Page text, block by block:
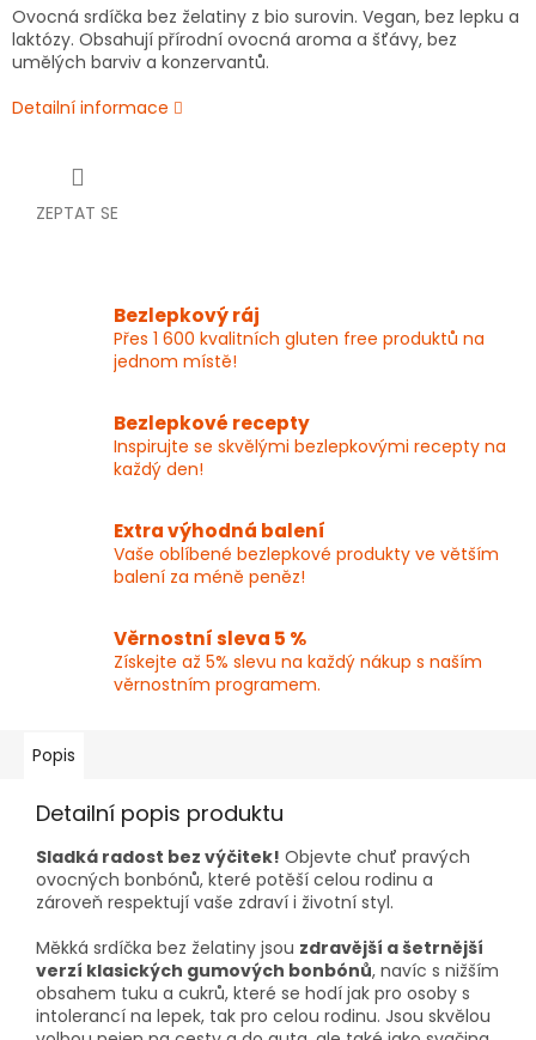
Ovocná srdíčka bez želatiny z bio surovin. Vegan, bez lepku a
laktózy. Obsahují přírodní ovocná aroma a šťávy, bez
umělých barviv a konzervantů.
Detailní informace
ZEPTAT SE
Bezlepkový ráj
Přes 1 600 kvalitních gluten free produktů na
jednom místě!
Bezlepkové recepty
Inspirujte se skvělými bezlepkovými recepty na
každý den!
Extra výhodná balení
Vaše oblíbené bezlepkové produkty ve větším
balení za méně peněz!
Věrnostní sleva 5 %
Získejte až 5% slevu na každý nákup s naším
věrnostním programem.
Popis
Detailní popis produktu
Sladká radost bez výčitek! Objevte chuť pravých
ovocných bonbónů, které potěší celou rodinu a
zároveň respektují vaše zdraví i životní styl.
Měkká srdíčka bez želatiny jsou zdravější a šetrnější
verzí klasických gumových bonbónů, navíc s nižším
obsahem tuku a cukrů, které se hodí jak pro osoby s
intolerancí na lepek, tak pro celou rodinu. Jsou skvělou